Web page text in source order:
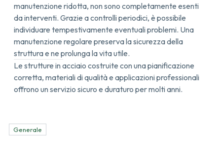
manutenzione ridotta, non sono completamente esenti
da interventi. Grazie a controlli periodici, è possibile
individuare tempestivamente eventuali problemi. Una
manutenzione regolare preserva la sicurezza della
struttura e ne prolunga la vita utile.
Le strutture in acciaio costruite con una pianificazione
corretta, materiali di qualità e applicazioni professionali
offrono un servizio sicuro e duraturo per molti anni.
Generale